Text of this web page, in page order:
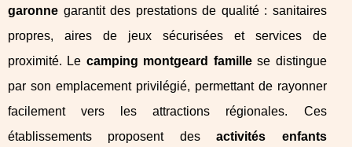
garonne garantit des prestations de qualité : sanitaires
propres, aires de jeux sécurisées et services de
proximité. Le camping montgeard famillese distingue
par son emplacement privilégié, permettant de rayonner
facilement vers les attractions régionales. Ces
établissements proposent desactivités enfants